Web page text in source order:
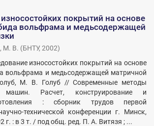
покрытий на основе
вольфрама и медьсодержащей
М. В. (БНТУ, 2002)
износостойких покрытий на основе
вольфрама и медьсодержащей матричной
М. В. Голуб // Современные методы
машин. Расчет, конструирование и
: сборник трудов первой
технической конференции г. Минск,
г. : в 3 т. / под общ. ред. П. А. Витязя ; ...